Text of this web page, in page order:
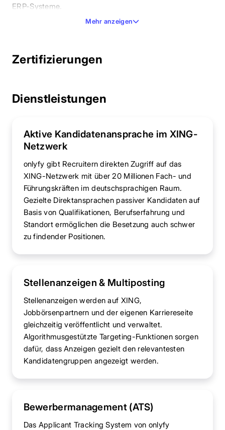
ERP-Systeme.
Mehr anzeigen
Zertifizierungen
Dienstleistungen
Aktive Kandidatenansprache im XING-
Netzwerk
onlyfy gibt Recruitern direkten Zugriff auf das
XING-Netzwerk mit über 20 Millionen Fach- und
Führungskräften im deutschsprachigen Raum.
Gezielte Direktansprachen passiver Kandidaten auf
Basis von Qualifikationen, Berufserfahrung und
Standort ermöglichen die Besetzung auch schwer
zu findender Positionen.
Stellenanzeigen & Multiposting
Stellenanzeigen werden auf XING,
Jobbörsenpartnern und der eigenen Karriereseite
gleichzeitig veröffentlicht und verwaltet.
Algorithmusgestützte Targeting-Funktionen sorgen
dafür, dass Anzeigen gezielt den relevantesten
Kandidatengruppen angezeigt werden.
Bewerbermanagement (ATS)
Das Applicant Tracking System von onlyfy